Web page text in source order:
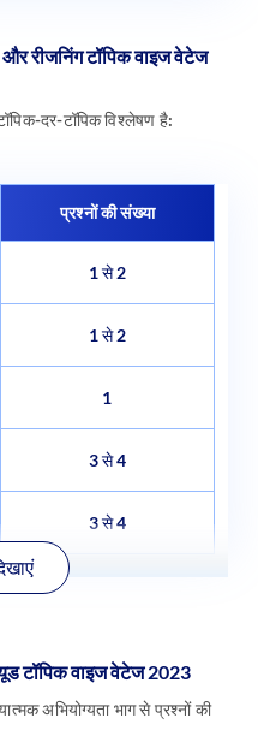
रीजनिंग टॉपिक वाइज वेटेज
दर-टॉपिक विश्लेषण है:
प्रश्नों की संख्या
1 से 2
1 से 2
1
3 से 4
3 से 4
टॉपिक वाइज वेटेज 2023
अभियोग्यता भाग से प्रश्नों की